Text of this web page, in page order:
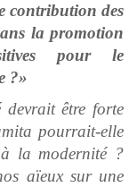
contribution des
la promotion
pour le
?»
devrait être forte
pourrait-elle
la modernité ?
aïeux sur une